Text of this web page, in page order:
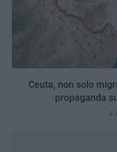
Ceuta, non solo
propaganda
4